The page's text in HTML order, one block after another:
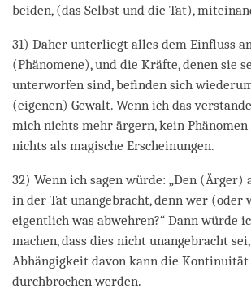
beiden, (das Selbst und die Tat),
31) Daher unterliegt alles dem Einfluss
(Phänomene), und die Kräfte, denen sie
unterworfen sind, befinden sich
(eigenen) Gewalt. Wenn ich das
mich nichts mehr ärgern, kein
nichts als magische Erscheinungen.
32) Wenn ich sagen würde: „Den (Ärger)
in der Tat unangebracht, denn wer (oder
eigentlich was abwehren?“ Dann würde
machen, dass dies nicht unangebracht
Abhängigkeit davon kann die Kontinuität
durchbrochen werden.